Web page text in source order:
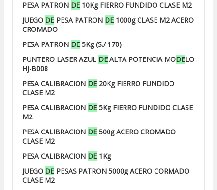
PESA PATRON DE 10Kg FIERRO FUNDIDO CLASE M2
JUEGO DE PESA PATRON DE 1000g CLASE M2 ACERO
CROMADO
PESA PATRON DE 5Kg (S./ 170)
PUNTERO LASER AZUL DE ALTA POTENCIA MODELO
HJ-B008
PESA CALIBRACION DE 20Kg FIERRO FUNDIDO
CLASE M2
PESA CALIBRACION DE 5Kg FIERRO FUNDIDO CLASE
M2
PESA CALIBRACION DE 500g ACERO CROMADO
CLASE M2
PESA CALIBRACION DE 1Kg
JUEGO DE PESAS PATRON 5000g ACERO CORMADO
CLASE M2